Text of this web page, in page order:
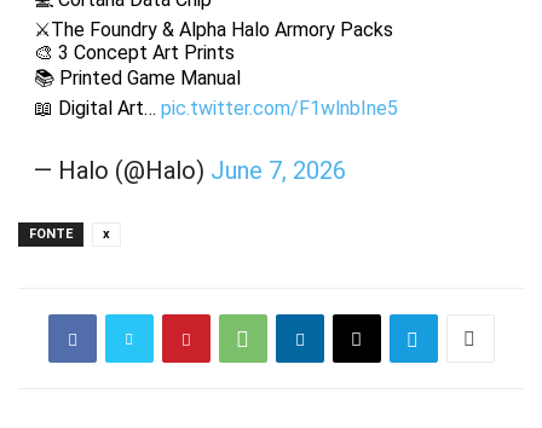
⚔️The Foundry & Alpha Halo Armory Packs
🎨 3 Concept Art Prints
📚 Printed Game Manual
📖 Digital Art… pic.twitter.com/F1wlnbIne5
— Halo (@Halo) June 7, 2026
FONTE x